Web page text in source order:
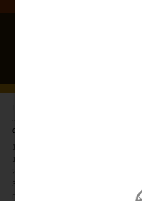
Главная
Статья 57 ЛК РФ. Авиационные
1. Авиационные работы по охране и
1) авиационное патрулирование;
2) тушение лесных пожаров;
3) доставку воздушными судами
пожарной техники и оборудования,